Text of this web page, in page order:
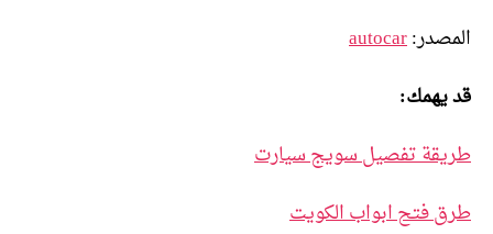
المصدر:autocar
قد يهمك:
طريقة تفصيل سويج سيارت
طرق فتح ابواب الكويت